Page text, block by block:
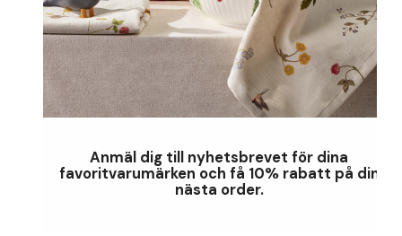
Anmäl dig till nyhetsbrevet för dina
favoritvarumärken och få 10% rabatt på din
nästa order.